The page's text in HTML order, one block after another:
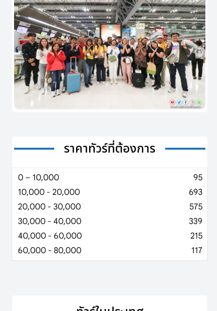
ราคาทัวร์ที่ต้องการ
0 – 10,000
95
10,000 - 20,000
693
20,000 - 30,000
575
30,000 - 40,000
339
40,000 - 60,000
215
60,000 - 80,000
117